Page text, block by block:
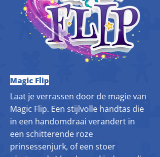
Magic Flip
Laat je verrassen door de magie van
Magic Flip. Een stijlvolle handtas die
in een handomdraai verandert in
een schitterende roze
prinsessenjurk, of een stoer